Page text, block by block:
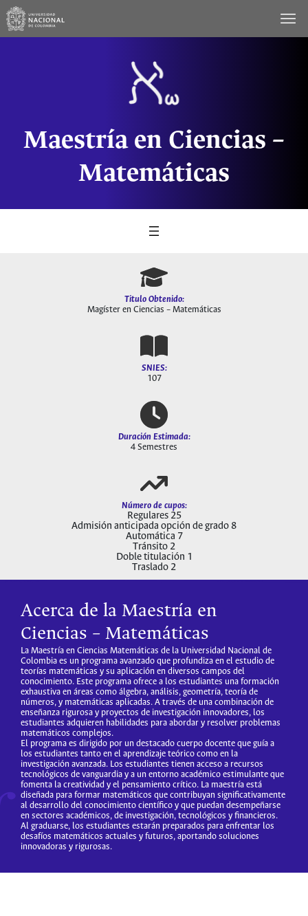
Saltar
contenido
Maestría en Ciencias –
Matemáticas
Titulo Obtenido:
Magíster en Ciencias – Matemáticas
SNIES:
107
Duración Estimada:
4 Semestres
Número de cupos:
Regulares 25
Admisión anticipada opción de grado 8
Automática 7
Tránsito 2
Doble titulación 1
Traslado 2
Acerca de la Maestría en
Ciencias – Matemáticas
La Maestría en Ciencias Matemáticas de la Universidad Nacional de
Colombia es un programa avanzado que profundiza en el estudio de
teorías matemáticas y su aplicación en diversos campos del
conocimiento. Este programa ofrece a los estudiantes una formación
exhaustiva en áreas como álgebra, análisis, geometría, teoría de
números, y matemáticas aplicadas. A través de una combinación de
enseñanza rigurosa y proyectos de investigación innovadores, los
estudiantes adquieren habilidades para abordar y resolver problemas
matemáticos complejos.
El programa es dirigido por un destacado cuerpo docente que guía a
los estudiantes tanto en el aprendizaje teórico como en la
investigación avanzada. Los estudiantes tienen acceso a recursos
tecnológicos de vanguardia y a un entorno académico estimulante que
fomenta la creatividad y el pensamiento crítico. La maestría está
diseñada para formar matemáticos que contribuyan significativamente
al desarrollo del conocimiento científico y que puedan desempeñarse
en sectores académicos, de investigación, tecnológicos y financieros.
Al graduarse, los estudiantes estarán preparados para enfrentar los
desafíos matemáticos actuales y futuros, aportando soluciones
innovadoras y rigurosas.